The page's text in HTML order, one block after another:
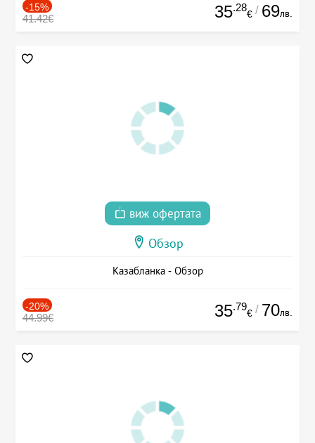
-15%
41.42€ 35.28
€ / 69лв.
виж офертата
Обзор
Казабланка - Обзор
-20%
44.99€ 35.79
€ / 70лв.